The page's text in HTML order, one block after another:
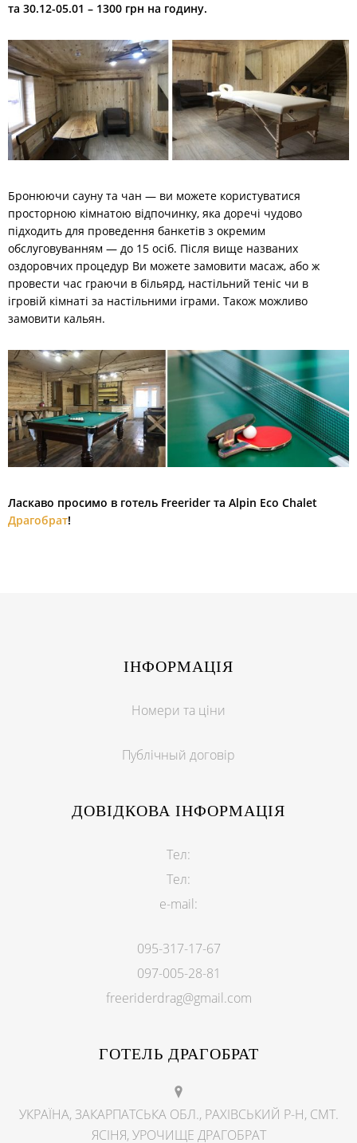
та 30.12-05.01 – 1300 грн на годину.
Бронюючи сауну та чан — ви можете користуватися
просторною кімнатою відпочинку, яка доречі чудово
підходить для проведення банкетів з окремим
обслуговуванням — до 15 осіб. Після вище названих
оздоровчих процедур Ви можете замовити масаж, або ж
провести час граючи в більярд, настільний теніс чи в
ігровій кімнаті за настільними іграми. Також можливо
замовити кальян.
Ласкаво просимо в готель Freerider та Alpin Eco Chalet
Драгобрат!
ІНФОРМАЦІЯ
Номери та ціни
Публічный договір
ДОВІДКОВА ІНФОРМАЦІЯ
Тел:
Тел:
e-mail:
095-317-17-67
097-005-28-81
freeriderdrag@gmail.com
ГОТЕЛЬ ДРАГОБРАТ
УКРАЇНА, ЗАКАРПАТСЬКА ОБЛ., РАХІВСЬКИЙ Р-Н, СМТ.
ЯСІНЯ, УРОЧИЩЕ ДРАГОБРАТ